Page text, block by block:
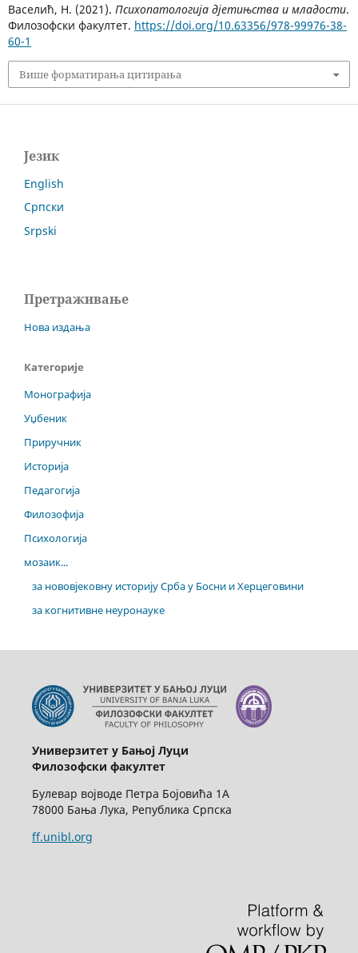
Васелић, Н. (2021). Психопатологија дјетињства и младости.
Филозофски факултет. https://doi.org/10.63356/978-99976-38-
60-1
Више форматирања цитирања
Језик
English
Српски
Srpski
Претраживање
Нова издања
Категорије
Монографија
Уџбеник
Приручник
Историја
Педагогија
Филозофија
Психологија
мозаик...
за нововјековну историју Срба у Босни и Херцеговини
за когнитивне неуронауке
Универзитет у Бањој Луци
Филозофски факултет
Булевар војводе Петра Бојовића 1А
78000 Бања Лука, Република Српска
ff.unibl.org